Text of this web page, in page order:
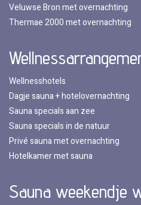
Veluwse Bron met overnachting
Thermae 2000 met overnachting
Wellnesshotels
Dagje sauna + hotelovernachting
Sauna specials aan zee
Sauna specials in de natuur
Privé sauna met overnachting
Hotelkamer met sauna
Sauna weekendje